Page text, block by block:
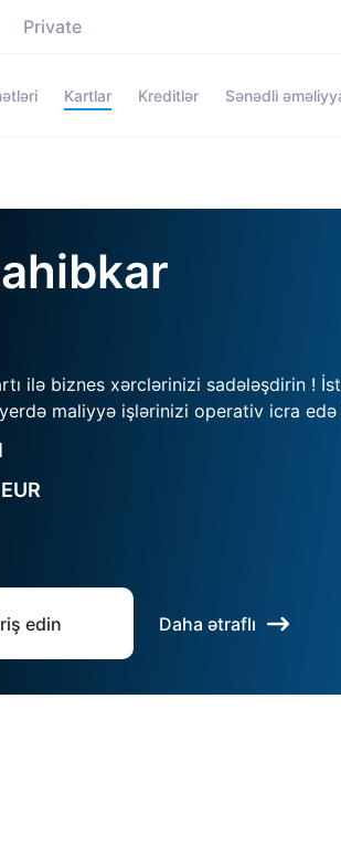
Private
Kartlar Kreditlər Sənədli
ilə biznes xərclərinizi sadələşdirin !
maliyyə işlərinizi operativ icra edə
edin Daha ətraflı